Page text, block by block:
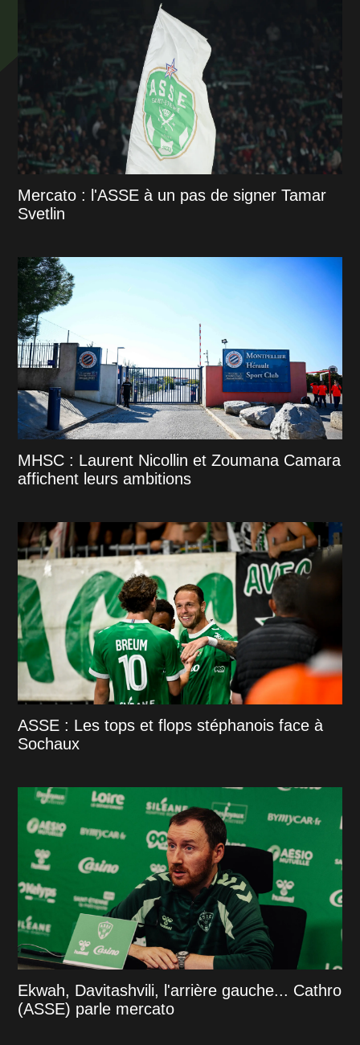
Mercato : l'ASSE à un pas de signer Tamar
Svetlin
MHSC : Laurent Nicollin et Zoumana Camara
affichent leurs ambitions
ASSE : Les tops et flops stéphanois face à
Sochaux
Ekwah, Davitashvili, l'arrière gauche... Cathro
(ASSE) parle mercato